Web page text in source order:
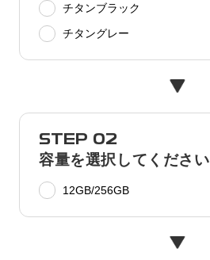
チタンブラック
チタングレー
STEP 02
容量を選択してください
12GB/256GB